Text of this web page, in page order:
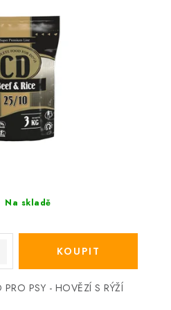
Na skladě
PRO PSY - HOVĚZÍ S RÝŽÍ